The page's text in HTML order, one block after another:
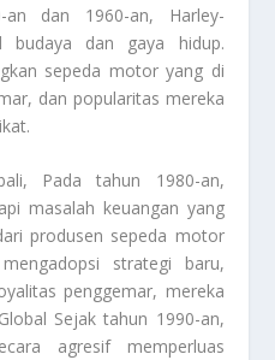
dan 1960-an, Harley-
budaya dan gaya hidup.
sepeda motor yang di
dan popularitas mereka
Pada tahun 1980-an,
masalah keuangan yang
produsen sepeda motor
strategi baru,
penggemar, mereka
Sejak tahun 1990-an,
agresif memperluas